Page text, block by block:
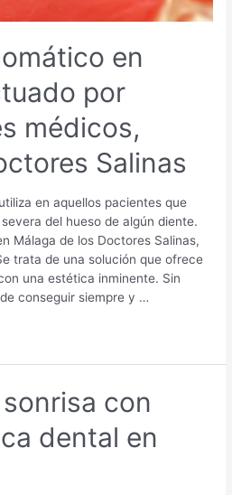
en
por
médicos,
Salinas
en aquellos pacientes que
del hueso de algún diente.
Málaga de los Doctores Salinas,
trata de una solución que ofrece
una estética inminente. Sin
conseguir siempre y …
con
dental en